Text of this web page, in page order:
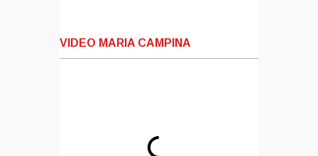
VIDEO MARIA CAMPINA